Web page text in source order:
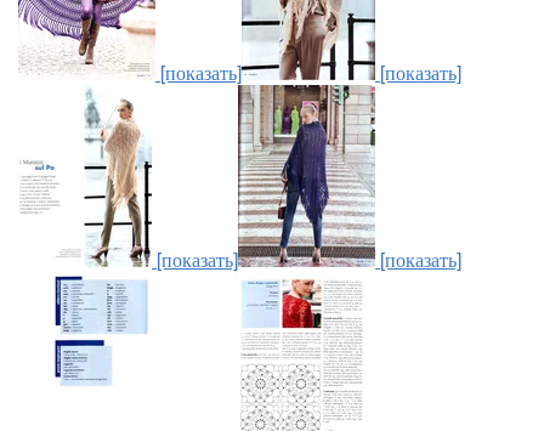
[показать] [показать]
[показать] [показать]